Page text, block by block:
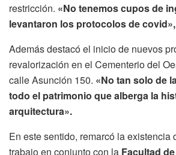
restricción. «No tenemos cupos de
levantaron los protocolos de covid»,
Además destacó el inicio de nuevos
revalorización en el Cementerio del
calle Asunción 150. «No tan solo de
todo el patrimonio que alberga la
arquitectura».
En este sentido, remarcó la existencia
trabajo en conjunto con la Facultad